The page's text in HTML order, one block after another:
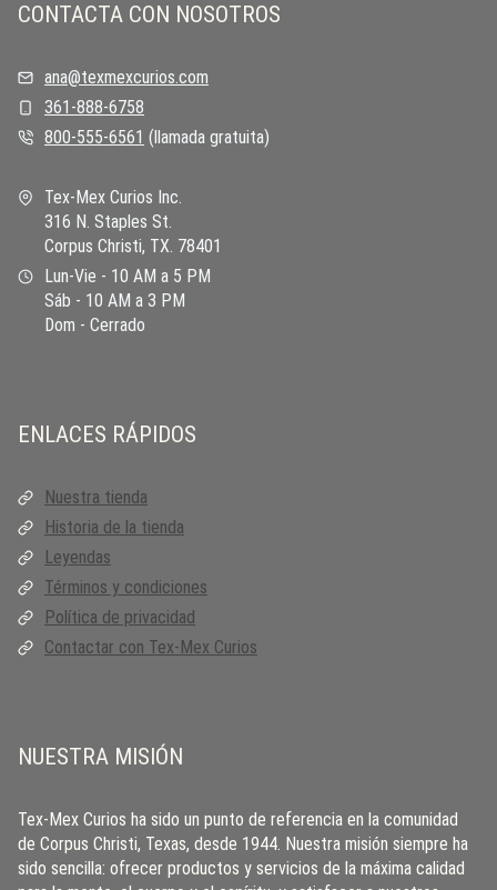
CONTACTA CON NOSOTROS
ana@texmexcurios.com
361-888-6758
800-555-6561 (llamada gratuita)
Tex-Mex Curios Inc.
316 N. Staples St.
Corpus Christi, TX. 78401
Lun-Vie - 10 AM a 5 PM
Sáb - 10 AM a 3 PM
Dom - Cerrado
ENLACES RÁPIDOS
Nuestra tienda
Historia de la tienda
Leyendas
Términos y condiciones
Política de privacidad
Contactar con Tex-Mex Curios
NUESTRA MISIÓN
Tex-Mex Curios ha sido un punto de referencia en la comunidad
de Corpus Christi, Texas, desde 1944. Nuestra misión siempre ha
sido sencilla: ofrecer productos y servicios de la máxima calidad